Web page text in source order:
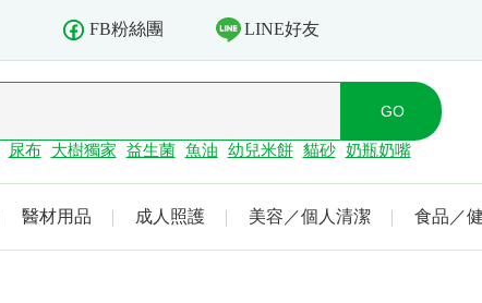
FB粉絲團 LINE好友
尿布 大樹獨家 益生菌 魚油 幼兒米餅 貓砂 奶瓶奶嘴
醫材用品 成人照護 美容／個人清潔 食品／